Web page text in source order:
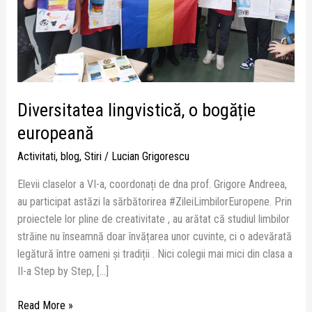
Diversitatea lingvistică, o bogăție
europeană
Activitati, blog, Stiri/ Lucian Grigorescu
Elevii claselor a VI-a, coordonați de dna prof. Grigore Andreea,
au participat astăzi la sărbătorirea #ZileiLimbilorEuropene. Prin
proiectele lor pline de creativitate , au arătat că studiul limbilor
străine nu înseamnă doar învățarea unor cuvinte, ci o adevărată
legătură între oameni și tradiții . Nici colegii mai mici din clasa a
II-a Step by Step, […]
Read More »